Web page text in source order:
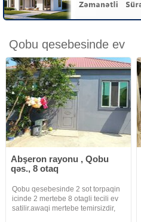
Qobu qesebesinde ev
Abşeron rayonu , Qobu
qəs., 8 otaq
Qobu qesebesinde 2 sot torpaqin
icinde 2 mertebe 8 otagli tecili ev
satilir.awaqi mertebe temirsizdir,